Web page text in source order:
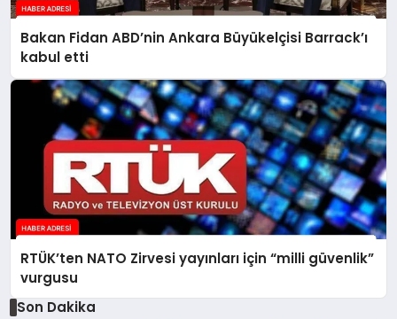
Bakan Fidan ABD’nin Ankara Büyükelçisi Barrack’ı
kabul etti
RTÜK’ten NATO Zirvesi yayınları için “milli güvenlik”
vurgusu
Son Dakika